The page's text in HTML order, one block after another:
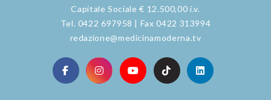
Capitale Sociale € 12.500,00 i.v.
Tel. 0422 697958 | Fax 0422 313994
redazione@medicinamoderna.tv